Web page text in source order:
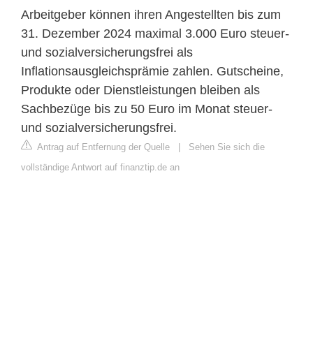
Arbeitgeber können ihren Angestellten bis zum
31. Dezember 2024 maximal 3.000 Euro steuer-
und sozialversicherungsfrei als
Inflationsausgleichsprämie zahlen. Gutscheine,
Produkte oder Dienstleistungen bleiben als
Sachbezüge bis zu 50 Euro im Monat steuer-
und sozialversicherungsfrei.
Antrag auf Entfernung der Quelle | Sehen Sie sich die
vollständige Antwort auf finanztip.de an